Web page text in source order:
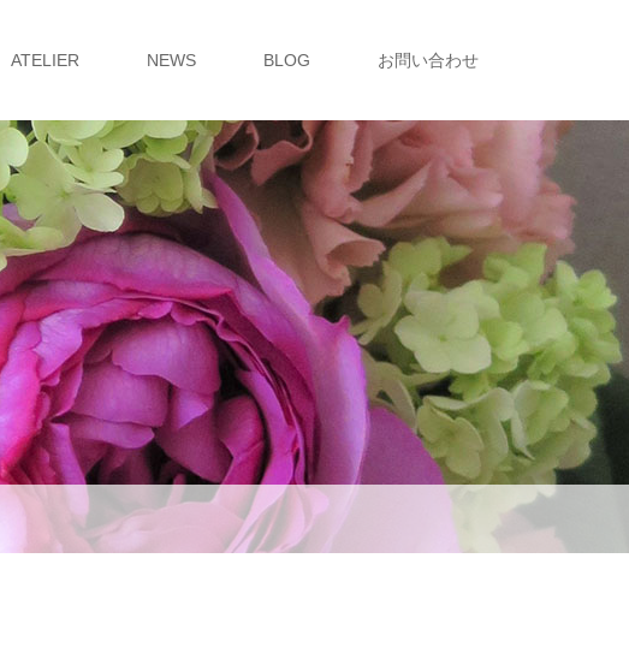
ATELIER NEWS BLOG お問い合わせ